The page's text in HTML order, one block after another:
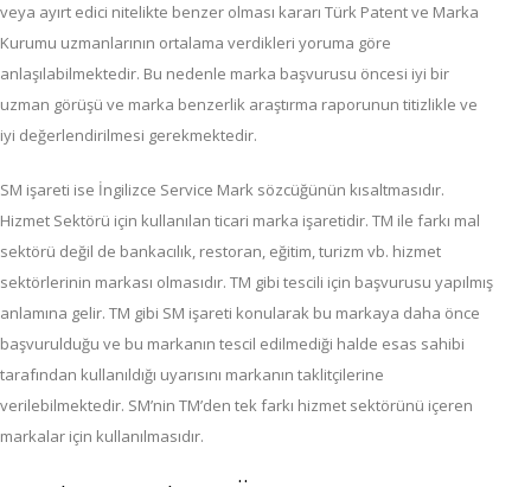
veya ayırt edici nitelikte benzer olması kararı Türk Patent ve Marka
Kurumu uzmanlarının ortalama verdikleri yoruma göre
anlaşılabilmektedir. Bu nedenle marka başvurusu öncesi iyi bir
uzman görüşü ve marka benzerlik araştırma raporunun titizlikle ve
iyi değerlendirilmesi gerekmektedir.
SM işareti ise İngilizce Service Mark sözcüğünün kısaltmasıdır.
Hizmet Sektörü için kullanılan ticari marka işaretidir. TM ile farkı mal
sektörü değil de bankacılık, restoran, eğitim, turizm vb. hizmet
sektörlerinin markası olmasıdır. TM gibi tescili için başvurusu yapılmış
anlamına gelir. TM gibi SM işareti konularak bu markaya daha önce
başvurulduğu ve bu markanın tescil edilmediği halde esas sahibi
tarafından kullanıldığı uyarısını markanın taklitçilerine
verilebilmektedir. SM’nin TM’den tek farkı hizmet sektörünü içeren
markalar için kullanılmasıdır.